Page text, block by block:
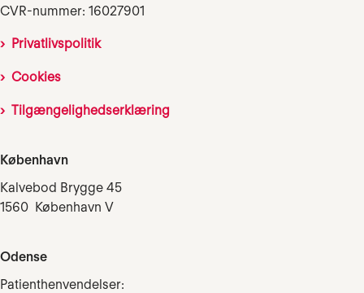
CVR-nummer: 16027901
Privatlivspolitik
Cookies
Tilgængelighedserklæring
København
Kalvebod Brygge 45
1560 København V
Odense
Patienthenvendelser: